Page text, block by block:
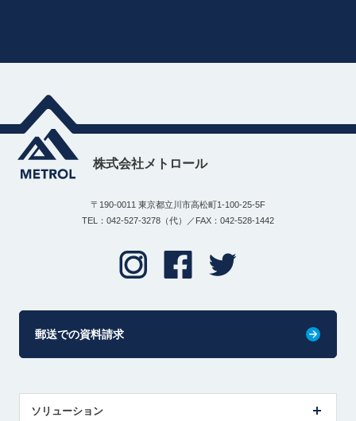
株式会社メトロール
〒190-0011 東京都立川市高松町1-100-25-5F
TEL：042-527-3278（代）／FAX：042-528-1442
郵送での資料請求
ソリューション